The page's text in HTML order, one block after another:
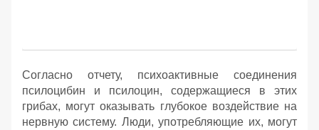
Согласно отчету, психоактивные соединения
псилоцибин и псилоцин, содержащиеся в этих
грибах, могут оказывать глубокое воздействие на
нервную систему. Люди, употребляющие их, могут